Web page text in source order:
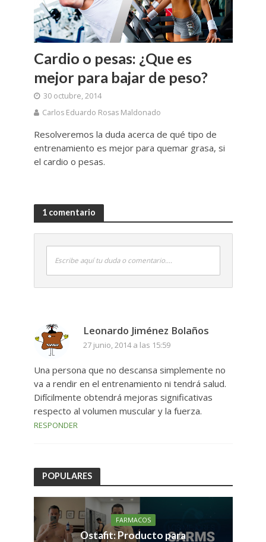
Cardio o pesas: ¿Que es
mejor para bajar de peso?
30 octubre, 2014
Carlos Eduardo Rosas Maldonado
Resolveremos la duda acerca de qué tipo de
entrenamiento es mejor para quemar grasa, si
el cardio o pesas.
1 comentario
Escribe aquí tu duda o comentario....
Leonardo Jiménez Bolaños
27 junio, 2014 a las 15:59
Una persona que no descansa simplemente no
va a rendir en el entrenamiento ni tendrá salud.
Difícilmente obtendrá mejoras significativas
respecto al volumen muscular y la fuerza.
RESPONDER
POPULARES
FARMACOS
Ostafit: Producto para